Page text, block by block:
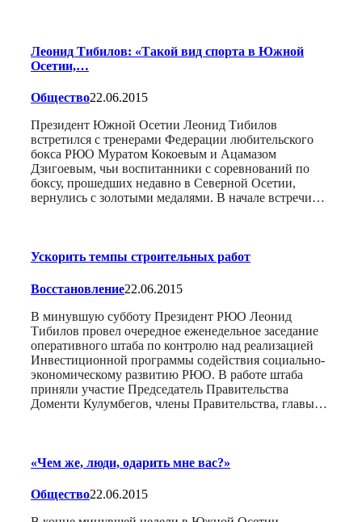
Леонид Тибилов: «Такой вид спорта в Южной
Осетии,…
Общество22.06.2015
Президент Южной Осетии Леонид Тибилов
встретился с тренерами Федерации любительского
бокса РЮО Муратом Кокоевым и Ацамазом
Дзигоевым, чьи воспитанники с соревнований по
боксу, прошедших недавно в Северной Осетии,
вернулись с золотыми медалями. В начале встречи…
Ускорить темпы строительных работ
Восстановление22.06.2015
В минувшую субботу Президент РЮО Леонид
Тибилов провел очередное еженедельное заседание
оперативного штаба по контролю над реализацией
Инвестиционной программы содействия социально-
экономическому развитию РЮО. В работе штаба
приняли участие Председатель Правительства
Доменти Кулумбегов, члены Правительства, главы…
«Чем же, люди, одарить мне вас?»
Общество22.06.2015